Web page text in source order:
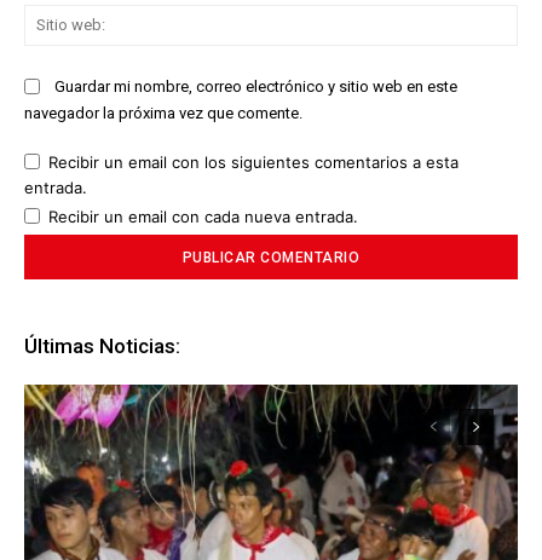
Guardar mi nombre, correo electrónico y sitio web en este
navegador la próxima vez que comente.
Recibir un email con los siguientes comentarios a esta
entrada.
Recibir un email con cada nueva entrada.
Últimas Noticias: